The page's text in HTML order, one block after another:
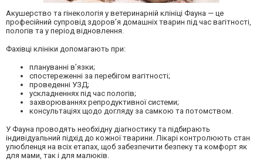
Акушерство та гінекологія у ветеринарній клініці Фауна — це
професійний супровід здоров’я домашніх тварин під час вагітності,
пологів та у період відновлення.
Фахівці клініки допомагають при:
плануванні в’язки;
спостереженні за перебігом вагітності;
проведенні УЗД;
ускладненнях під час пологів;
захворюваннях репродуктивної системи;
консультаціях щодо догляду за самкою та потомством.
У Фауна проводять необхідну діагностику та підбирають
індивідуальний підхід до кожної тварини. Лікарі контролюють стан
улюбленця на всіх етапах, щоб забезпечити безпеку та комфорт як
для мами, так і для малюків.